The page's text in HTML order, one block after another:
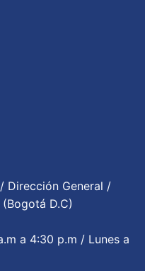
Dirección General /
D.C)
a 4:30 p.m / Lunes a